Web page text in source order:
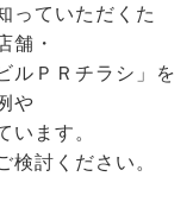
っていただくた
舗・
ルＰＲチラシ」を
や
います。
討ください。